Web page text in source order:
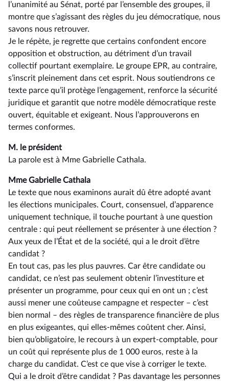
l’unanimité au Sénat, porté par l’ensemble des groupes, il
montre que s’agissant des règles du jeu démocratique, nous
savons nous retrouver.
Je le répète, je regrette que certains confondent encore
opposition et obstruction, au détriment d’un travail
collectif pourtant exemplaire. Le groupe EPR, au contraire,
s’inscrit pleinement dans cet esprit. Nous soutiendrons ce
texte parce qu’il protège l’engagement, renforce la sécurité
juridique et garantit que notre modèle démocratique reste
ouvert, équitable et exigeant. Nous l’approuverons en
termes conformes.
M. le président
La parole est à Mme Gabrielle Cathala.
Mme Gabrielle Cathala
Le texte que nous examinons aurait dû être adopté avant
les élections municipales. Court, consensuel, d’apparence
uniquement technique, il touche pourtant à une question
centrale : qui peut réellement se présenter à une élection ?
Aux yeux de l’État et de la société, qui a le droit d’être
candidat ?
En tout cas, pas les plus pauvres. Car être candidate ou
candidat, ce n’est pas seulement obtenir l’investiture et
présenter un programme, pour ceux qui en ont un ; c’est
aussi mener une coûteuse campagne et respecter –⁠ c’est
bien normal – des règles de transparence financière de plus
en plus exigeantes, qui elles-mêmes coûtent cher. Ainsi,
bien qu’obligatoire, le recours à un expert-comptable, pour
un coût qui représente plus de 1 000 euros, reste à la
charge du candidat. C’est ce que vise à corriger le texte.
Qui a le droit d’être candidat ? Pas davantage les personnes